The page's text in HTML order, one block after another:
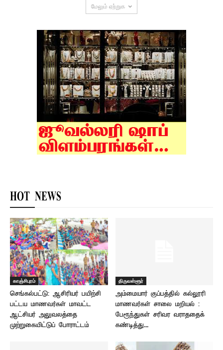
மேலும் ஏற்றுக
HOT NEWS
காஞ்சிபுரம்
செங்கல்பட்டு: ஆசிரியர் பயிற்சி
பட்டய மாணவர்கள் மாவட்ட
ஆட்சியர் அலுவலத்தை
முற்றுகையிட்டுப் போராட்டம்
திருவள்ளூர்
அம்மையார் குப்பத்தில் கல்லூரி
மாணவர்கள் சாலை மறியல் :
பேரூந்துகள் சரிவர வராததைக்
கண்டித்து...